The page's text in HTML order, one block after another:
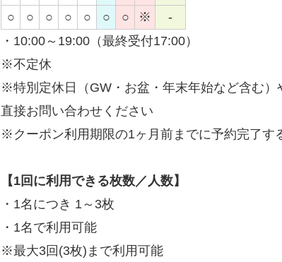
○ ○ ○ ○ ○ ○ ○ ※
-
・10:00～19:00（最終受付17:00）
※不定休
※特別定休日（GW・お盆・年末年始など含む
直接お問い合わせください
※クーポン利用期限の1ヶ月前までに予約完了す
【1回に利用できる枚数／人数】
・1名につき 1～3枚
・1名で利用可能
※最大3回(3枚)まで利用可能